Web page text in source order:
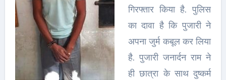
गिरफ्तार किया है. पुलिस
का दावा है कि पुजारी ने
अपना जुर्म कबूल कर लिया
है. पुजारी जनार्दन राम ने
ही छात्रा के साथ दुष्कर्म